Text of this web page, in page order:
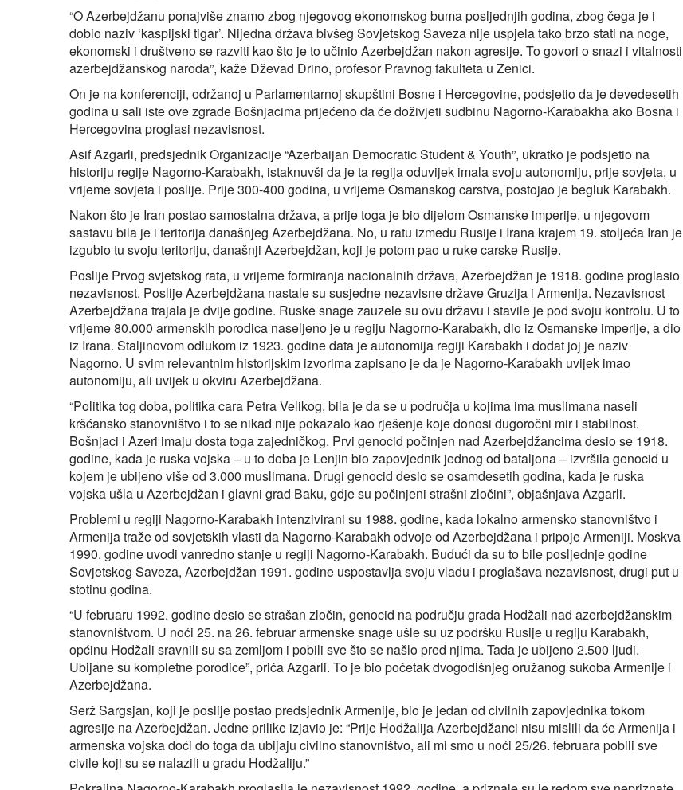
“O Azerbejdžanu ponajviše znamo zbog njegovog ekonomskog buma posljednjih godina, zbog čega je i
dobio naziv ‘kaspijski tigar’. Nijedna država bivšeg Sovjetskog Saveza nije uspjela tako brzo stati na noge,
ekonomski i društveno se razviti kao što je to učinio Azerbejdžan nakon agresije. To govori o snazi i vitalnosti
azerbejdžanskog naroda”, kaže Dževad Drino, profesor Pravnog fakulteta u Zenici.
On je na konferenciji, održanoj u Parlamentarnoj skupštini Bosne i Hercegovine, podsjetio da je devedesetih
godina u sali iste ove zgrade Bošnjacima prijećeno da će doživjeti sudbinu Nagorno-Karabakha ako Bosna i
Hercegovina proglasi nezavisnost.
Asif Azgarli, predsjednik Organizacije “Azerbaijan Democratic Student & Youth”, ukratko je podsjetio na
historiju regije Nagorno-Karabakh, istaknuvši da je ta regija oduvijek imala svoju autonomiju, prije sovjeta, u
vrijeme sovjeta i poslije. Prije 300-400 godina, u vrijeme Osmanskog carstva, postojao je begluk Karabakh.
Nakon što je Iran postao samostalna država, a prije toga je bio dijelom Osmanske imperije, u njegovom
sastavu bila je i teritorija današnjeg Azerbejdžana. No, u ratu između Rusije i Irana krajem 19. stoljeća Iran je
izgubio tu svoju teritoriju, današnji Azerbejdžan, koji je potom pao u ruke carske Rusije.
Poslije Prvog svjetskog rata, u vrijeme formiranja nacionalnih država, Azerbejdžan je 1918. godine proglasio
nezavisnost. Poslije Azerbejdžana nastale su susjedne nezavisne države Gruzija i Armenija. Nezavisnost
Azerbejdžana trajala je dvije godine. Ruske snage zauzele su ovu državu i stavile je pod svoju kontrolu. U to
vrijeme 80.000 armenskih porodica naseljeno je u regiju Nagorno-Karabakh, dio iz Osmanske imperije, a dio
iz Irana. Staljinovom odlukom iz 1923. godine data je autonomija regiji Karabakh i dodat joj je naziv
Nagorno. U svim relevantnim historijskim izvorima zapisano je da je Nagorno-Karabakh uvijek imao
autonomiju, ali uvijek u okviru Azerbejdžana.
“Politika tog doba, politika cara Petra Velikog, bila je da se u područja u kojima ima muslimana naseli
kršćansko stanovništvo i to se nikad nije pokazalo kao rješenje koje donosi dugoročni mir i stabilnost.
Bošnjaci i Azeri imaju dosta toga zajedničkog. Prvi genocid počinjen nad Azerbejdžancima desio se 1918.
godine, kada je ruska vojska – u to doba je Lenjin bio zapovjednik jednog od bataljona – izvršila genocid u
kojem je ubijeno više od 3.000 muslimana. Drugi genocid desio se osamdesetih godina, kada je ruska
vojska ušla u Azerbejdžan i glavni grad Baku, gdje su počinjeni strašni zločini”, objašnjava Azgarli.
Problemi u regiji Nagorno-Karabakh intenzivirani su 1988. godine, kada lokalno armensko stanovništvo i
Armenija traže od sovjetskih vlasti da Nagorno-Karabakh odvoje od Azerbejdžana i pripoje Armeniji. Moskva
1990. godine uvodi vanredno stanje u regiji Nagorno‑Karabakh. Budući da su to bile posljednje godine
Sovjetskog Saveza, Azerbejdžan 1991. godine uspostavlja svoju vladu i proglašava nezavisnost, drugi put u
stotinu godina.
“U februaru 1992. godine desio se strašan zločin, genocid na području grada Hodžali nad azerbejdžanskim
stanovništvom. U noći 25. na 26. februar armenske snage ušle su uz podršku Rusije u regiju Karabakh,
općinu Hodžali sravnili su sa zemljom i pobili sve što se našlo pred njima. Tada je ubijeno 2.500 ljudi.
Ubijane su kompletne porodice”, priča Azgarli. To je bio početak dvogodišnjeg oružanog sukoba Armenije i
Azerbejdžana.
Serž Sargsjan, koji je poslije postao predsjednik Armenije, bio je jedan od civilnih zapovjednika tokom
agresije na Azerbejdžan. Jedne prilike izjavio je: “Prije Hodžalija Azerbejdžanci nisu mislili da će Armenija i
armenska vojska doći do toga da ubijaju civilno stanovništvo, ali mi smo u noći 25/26. februara pobili sve
civile koji su se nalazili u gradu Hodžaliju.”